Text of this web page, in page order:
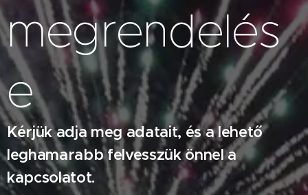
megrendelés
e
Kérjük adja meg adatait, és a lehető
leghamarabb felvesszük önnel a
kapcsolatot.